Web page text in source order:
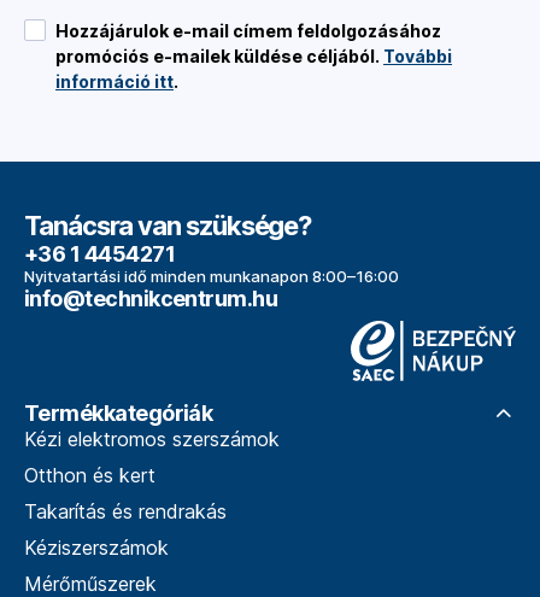
Hozzájárulok e-mail címem feldolgozásához
promóciós e-mailek küldése céljából. További
információ itt.
Tanácsra van szüksége?
+36 1 4454271
Nyitvatartási idő minden munkanapon 8:00–16:00
info@technikcentrum.hu
Termékkategóriák
Kézi elektromos szerszámok
Otthon és kert
Takarítás és rendrakás
Kéziszerszámok
Mérőműszerek